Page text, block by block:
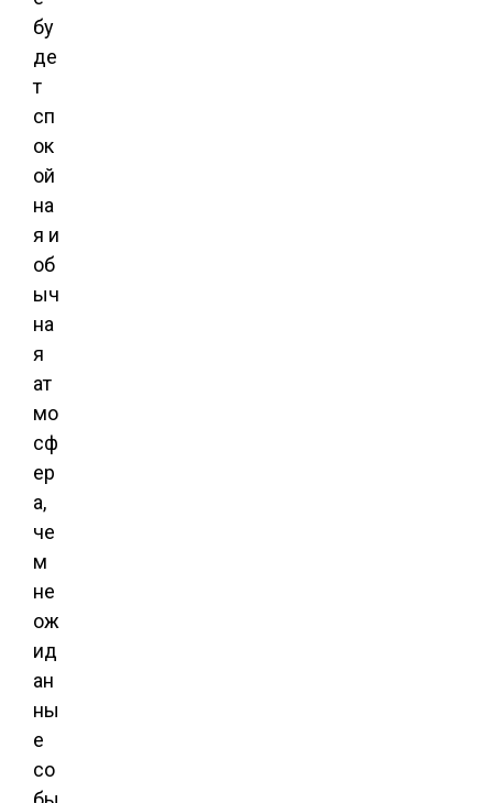
бу
де
т
сп
ок
ой
на
я и
об
ыч
на
я
ат
мо
сф
ер
а,
че
м
не
ож
ид
ан
ны
е
со